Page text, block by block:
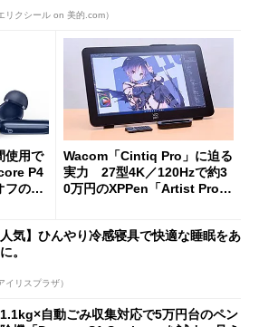
リクシール on 美的.com）
使用で
P4
フの59
Wacom「Cintiq Pro」に迫る
実力 27型4K／120Hzで約3
0万円のXPPen「Artist Pro 2
人気】ひんやり冷感寝具で快適な睡眠をあ
。
イリスプラザ）
自動ごみ収集対応で5万円台のペン